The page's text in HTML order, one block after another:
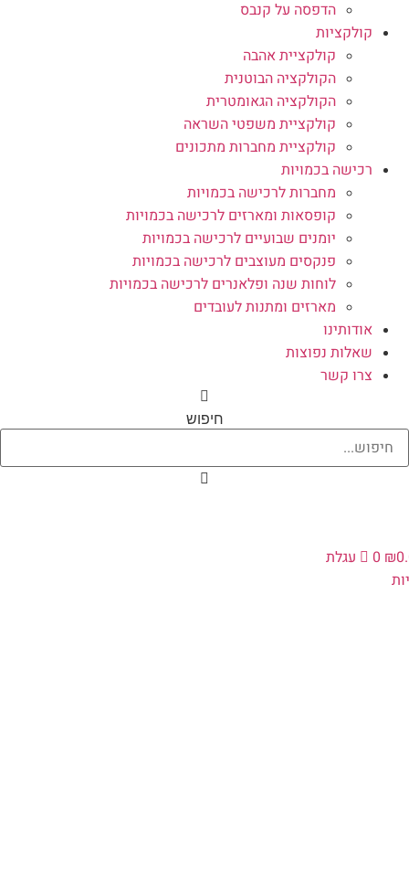
הדפסה על קנבס
קולקציות
קולקציית אהבה
הקולקציה הבוטנית
הקולקציה הגאומטרית
קולקציית משפטי השראה
קולקציית מחברות מתכונים
רכישה בכמויות
מחברות לרכישה בכמויות
קופסאות ומארזים לרכישה בכמויות
יומנים שבועיים לרכישה בכמויות
פנקסים מעוצבים לרכישה בכמויות
לוחות שנה ופלאנרים לרכישה בכמויות
מארזים ומתנות לעובדים
אודותינו
שאלות נפוצות
צרו קשר
חיפוש
₪
0
עגלת